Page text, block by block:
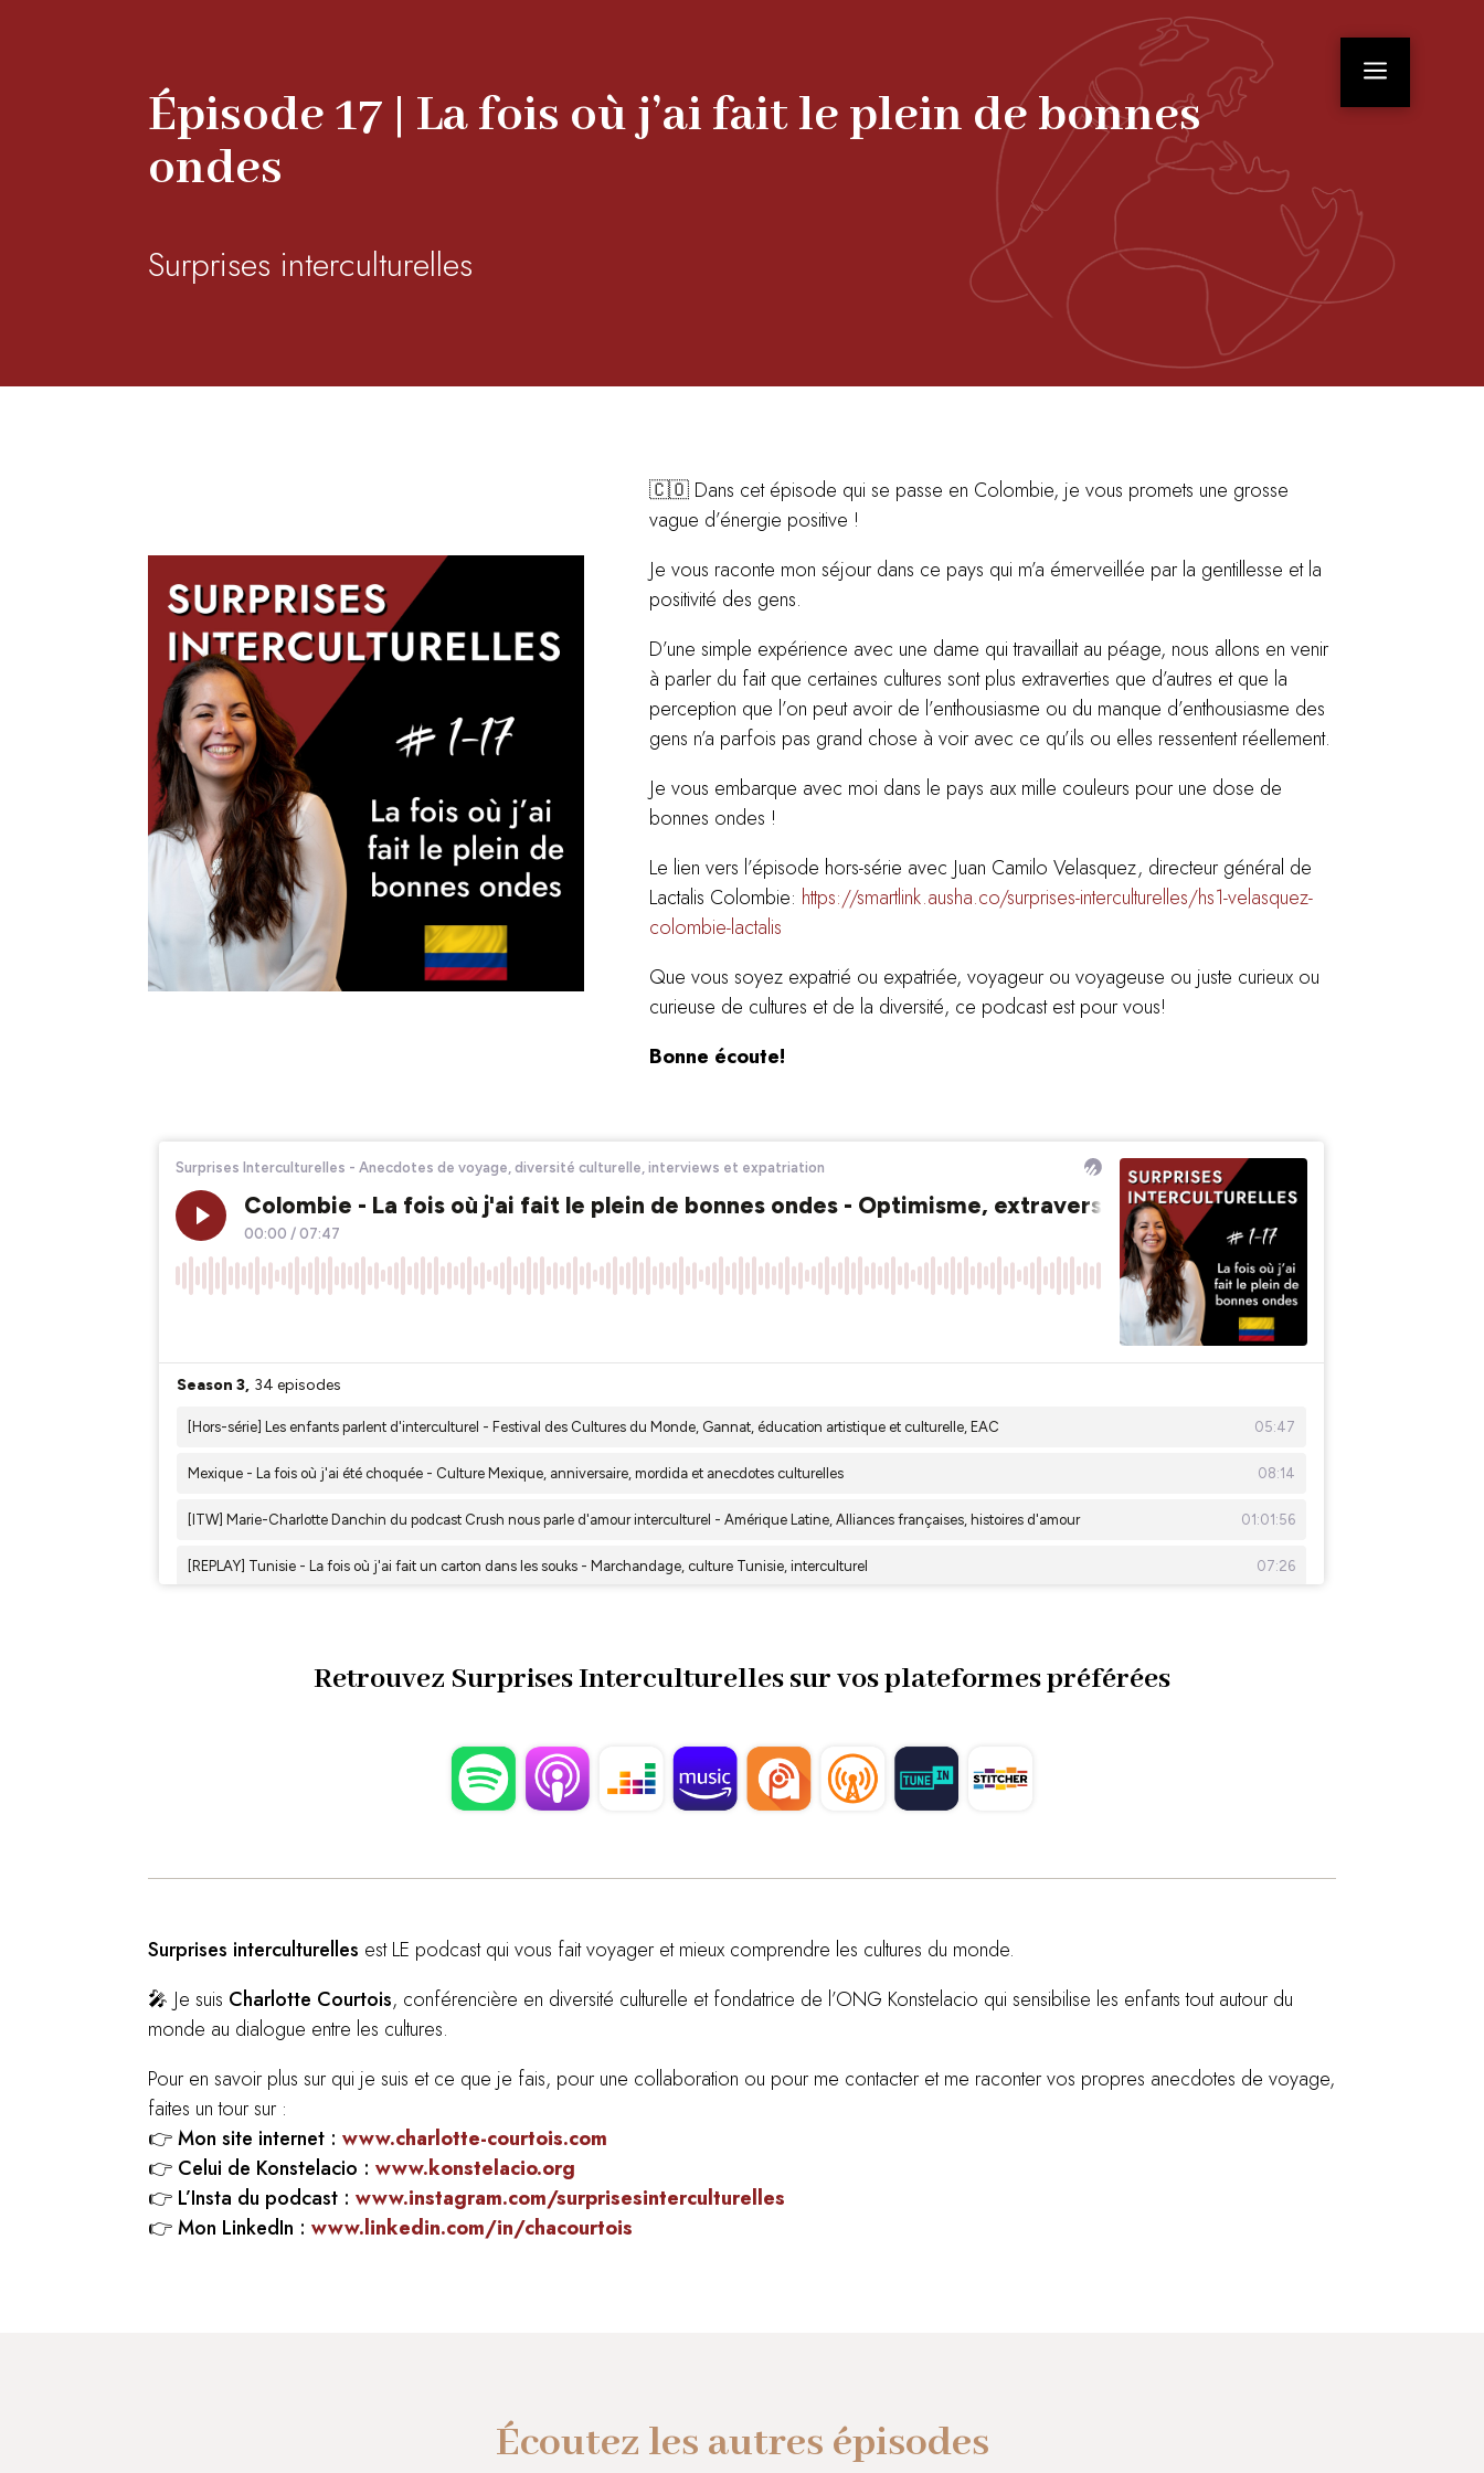
a
Épisode 17 | La fois où j’ai fait le plein de bonnes
ondes
Surprises interculturelles
🇨🇴 Dans cet épisode qui se passe en Colombie, je vous promets une grosse
vague d’énergie positive !
Je vous raconte mon séjour dans ce pays qui m’a émerveillée par la gentillesse et la
positivité des gens.
D’une simple expérience avec une dame qui travaillait au péage, nous allons en venir
à parler du fait que certaines cultures sont plus extraverties que d’autres et que la
perception que l’on peut avoir de l’enthousiasme ou du manque d’enthousiasme des
gens n’a parfois pas grand chose à voir avec ce qu’ils ou elles ressentent réellement.
Je vous embarque avec moi dans le pays aux mille couleurs pour une dose de
bonnes ondes !
Le lien vers l’épisode hors-série avec Juan Camilo Velasquez, directeur général de
Lactalis Colombie: https://smartlink.ausha.co/surprises-interculturelles/hs1-velasquez-
colombie-lactalis
Que vous soyez expatrié ou expatriée, voyageur ou voyageuse ou juste curieux ou
curieuse de cultures et de la diversité, ce podcast est pour vous!
Bonne écoute!
Retrouvez Surprises Interculturelles sur vos plateformes préférées
Surprises interculturelles est LE podcast qui vous fait voyager et mieux comprendre les cultures du monde.
🎤 Je suis Charlotte Courtois, conférencière en diversité culturelle et fondatrice de l’ONG Konstelacio qui sensibilise les enfants tout autour du
monde au dialogue entre les cultures.
Pour en savoir plus sur qui je suis et ce que je fais, pour une collaboration ou pour me contacter et me raconter vos propres anecdotes de voyage,
faites un tour sur :
👉Mon site internet : www.charlotte-courtois.com
👉 Celui de Konstelacio : www.konstelacio.org
👉 L’Insta du podcast : www.instagram.com/surprisesinterculturelles
👉Mon LinkedIn : www.linkedin.com/in/chacourtois
Écoutez les autres épisodes